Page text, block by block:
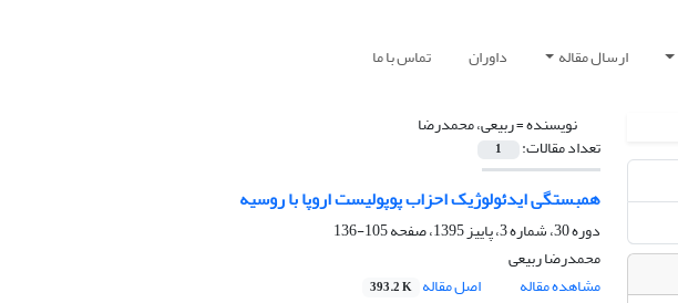
ارسال مقاله داوران تماس با ما
نویسنده =ربیعی، محمدرضا
تعداد مقالات: 1
همبستگی ایدئولوژیک احزاب پوپولیست اروپا با روسیه
دوره 30، شماره 3، پاییز 1395، صفحه
105-136
محمدرضا ربیعی
مشاهده مقاله
اصل مقاله 393.2 K